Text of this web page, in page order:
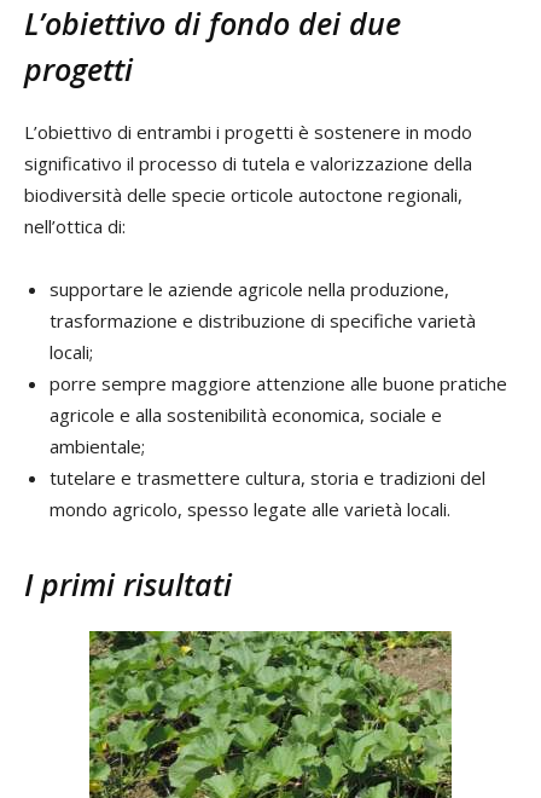
L’obiettivo di fondo dei due
progetti
L’obiettivo di entrambi i progetti è sostenere in modo
significativo il processo di tutela e valorizzazione della
biodiversità delle specie orticole autoctone regionali,
nell’ottica di:
supportare le aziende agricole nella produzione,
trasformazione e distribuzione di specifiche varietà
locali;
porre sempre maggiore attenzione alle buone pratiche
agricole e alla sostenibilità economica, sociale e
ambientale;
tutelare e trasmettere cultura, storia e tradizioni del
mondo agricolo, spesso legate alle varietà locali.
I primi risultati